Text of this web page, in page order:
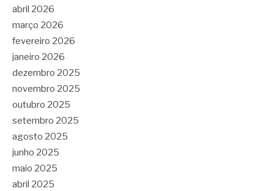
abril 2026
março 2026
fevereiro 2026
janeiro 2026
dezembro 2025
novembro 2025
outubro 2025
setembro 2025
agosto 2025
junho 2025
maio 2025
abril 2025